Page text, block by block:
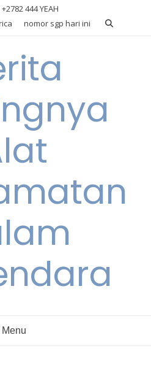
444 YEAH
nomor sgp hari ini
Menu